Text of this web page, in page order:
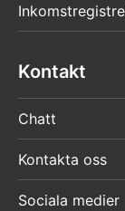
Kontakt
Chatt
Kontakta oss
Sociala medier